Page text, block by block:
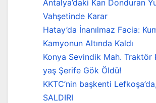
Antalya’daki Kan Donduran
Vahşetinde Karar
Hatay’da İnanılmaz Facia:
Kamyonun Altında Kaldı
Konya Sevindik Mah. Traktör
yaş Şerife Gök Öldü!
KKTC’nin başkenti
SALDIRI